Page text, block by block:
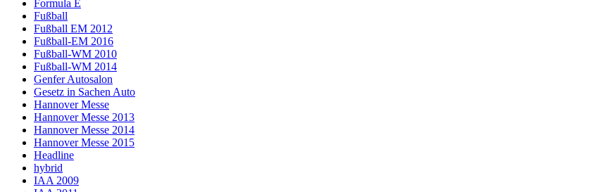
Formula E
Fußball
Fußball EM 2012
Fußball-EM 2016
Fußball-WM 2010
Fußball-WM 2014
Genfer Autosalon
Gesetz in Sachen Auto
Hannover Messe
Hannover Messe 2013
Hannover Messe 2014
Hannover Messe 2015
Headline
hybrid
IAA 2009